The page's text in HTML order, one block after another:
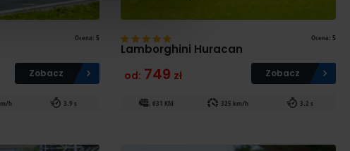
Ocena: 5
Zobacz
h 3.9 s
Ocena: 5
Lamborghini Huracan
od: 749 zł Zobacz
631 KM 325 km/h 3.2 s